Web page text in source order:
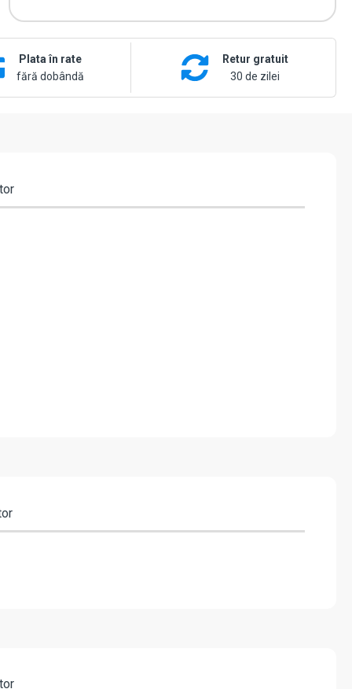
Plata în rate
fără dobândă
Retur gratuit
30 de zilei